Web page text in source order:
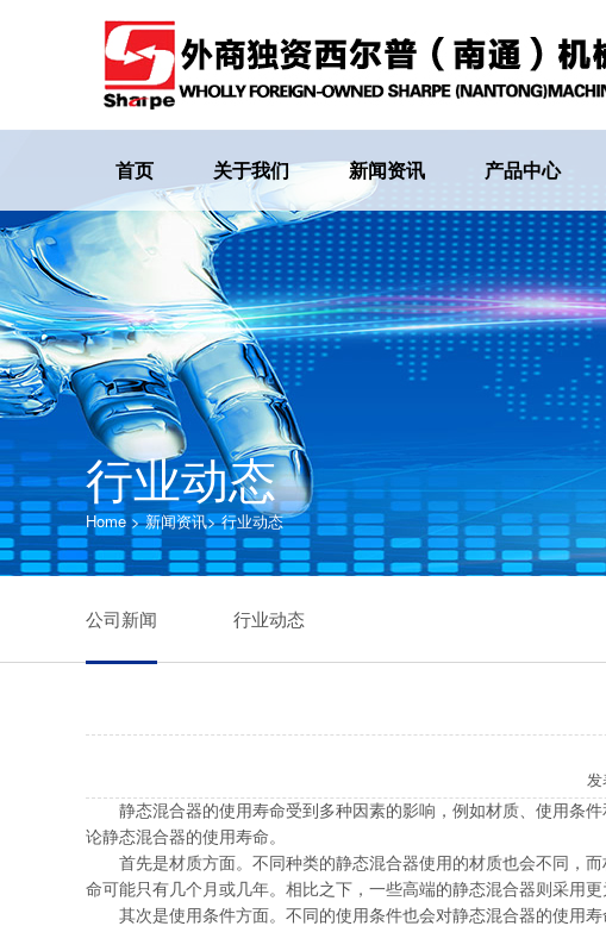
首页 关于我们 新闻资讯 产品中心
行业动态
Home >新闻资讯>行业动态
公司新闻 行业动态
发
静态混合器的使用寿命受到多种因素的影响，例如材质、使用条
论静态混合器的使用寿命。
首先是材质方面。不同种类的静态混合器使用的材质也会不同，
命可能只有几个月或几年。相比之下，一些高端的静态混合器则采用
其次是使用条件方面。不同的使用条件也会对静态混合器的使用